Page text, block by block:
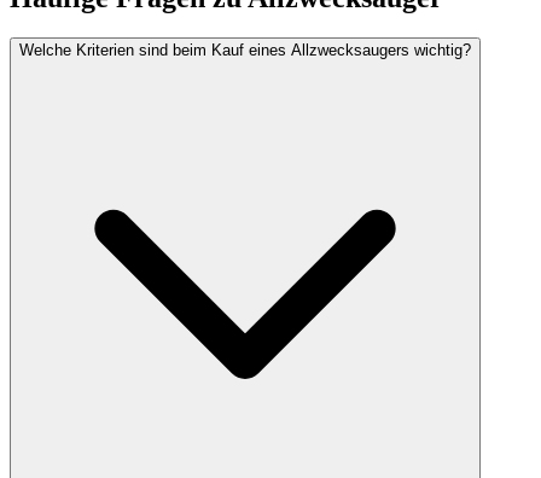
Welche Kriterien sind beim Kauf eines Allzwecksaugers wichtig?